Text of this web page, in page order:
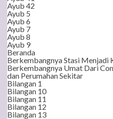
Ayub 42
Ayub 5
Ayub 6
Ayub 7
Ayub 8
Ayub 9
Beranda
Berkembangnya Stasi Menjadi
Berkembangnya Umat Dari
dan Perumahan Sekitar
Bilangan 1
Bilangan 10
Bilangan 11
Bilangan 12
Bilangan 13